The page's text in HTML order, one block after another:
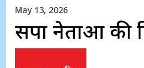
May 13, 2026
सपा नेताओं की